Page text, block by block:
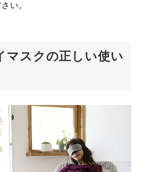
い。
マスクの正しい使い